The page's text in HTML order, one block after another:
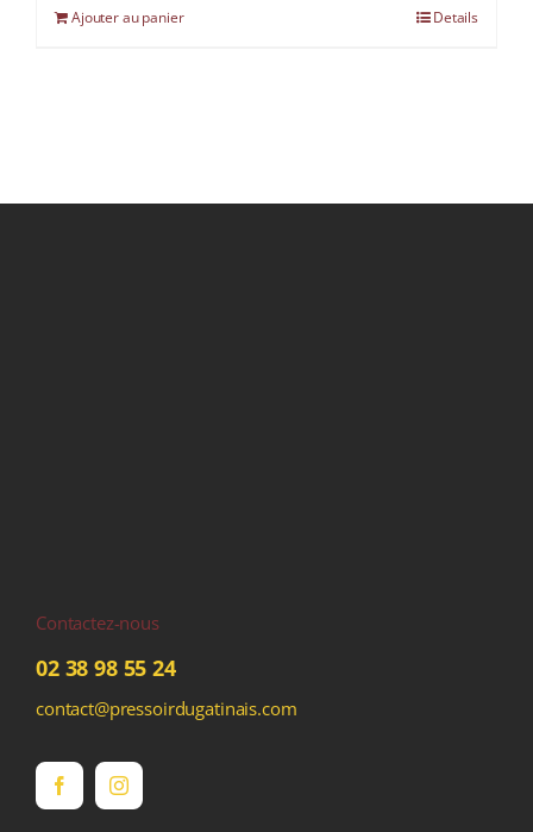
Ajouter au panier Details
Contactez-nous
02 38 98 55 24
contact@pressoirdugatinais.com